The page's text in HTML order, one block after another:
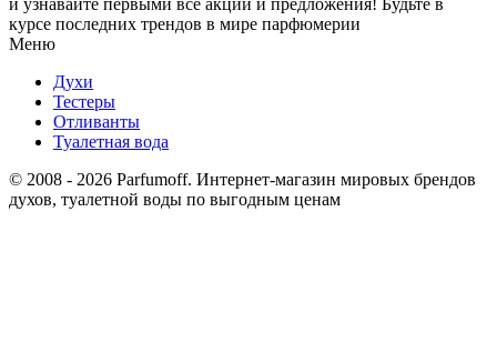
и узнавайте первыми все акции и предложения! Будьте в
курсе последних трендов в мире парфюмерии
Меню
Духи
Тестеры
Отливанты
Туалетная вода
© 2008 - 2026 Parfumoff. Интернет-магазин мировых брендов
духов, туалетной воды по выгодным ценам